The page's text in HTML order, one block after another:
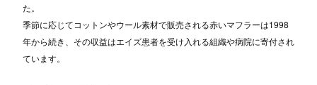
た。
季節に応じてコットンやウール素材で販売される赤いマフラーは1998
年から続き、その収益はエイズ患者を受け入れる組織や病院に寄付され
ています。